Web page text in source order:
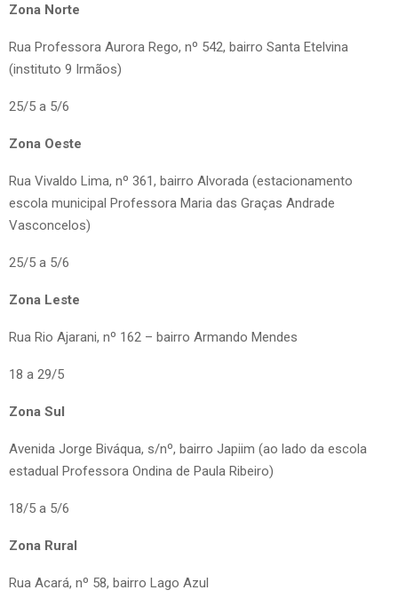
Zona Norte
Rua Professora Aurora Rego, nº 542, bairro Santa Etelvina
(instituto 9 Irmãos)
25/5 a 5/6
Zona Oeste
Rua Vivaldo Lima, nº 361, bairro Alvorada (estacionamento
escola municipal Professora Maria das Graças Andrade
Vasconcelos)
25/5 a 5/6
Zona Leste
Rua Rio Ajarani, nº 162 – bairro Armando Mendes
18 a 29/5
Zona Sul
Avenida Jorge Biváqua, s/nº, bairro Japiim (ao lado da escola
estadual Professora Ondina de Paula Ribeiro)
18/5 a 5/6
Zona Rural
Rua Acará, nº 58, bairro Lago Azul